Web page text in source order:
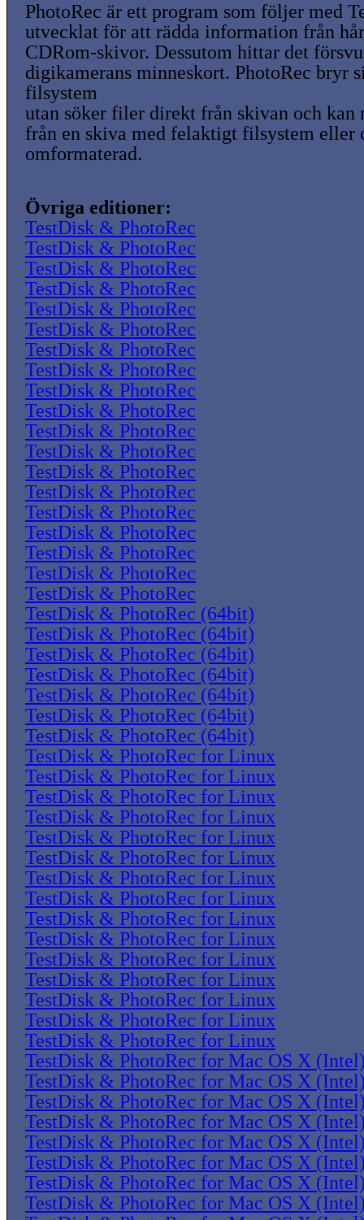
PhotoRec är ett program som följer med
utvecklat för att rädda information från
CDRom-skivor. Dessutom hittar det
digikamerans minneskort. PhotoRec bryr
filsystem
utan söker filer direkt från skivan och kan
från en skiva med felaktigt filsystem eller
omformaterad.
Övriga editioner:
TestDisk & PhotoRec
TestDisk & PhotoRec
TestDisk & PhotoRec
TestDisk & PhotoRec
TestDisk & PhotoRec
TestDisk & PhotoRec
TestDisk & PhotoRec
TestDisk & PhotoRec
TestDisk & PhotoRec
TestDisk & PhotoRec
TestDisk & PhotoRec
TestDisk & PhotoRec
TestDisk & PhotoRec
TestDisk & PhotoRec
TestDisk & PhotoRec
TestDisk & PhotoRec
TestDisk & PhotoRec
TestDisk & PhotoRec
TestDisk & PhotoRec
TestDisk & PhotoRec (64bit)
TestDisk & PhotoRec (64bit)
TestDisk & PhotoRec (64bit)
TestDisk & PhotoRec (64bit)
TestDisk & PhotoRec (64bit)
TestDisk & PhotoRec (64bit)
TestDisk & PhotoRec (64bit)
TestDisk & PhotoRec for Linux
TestDisk & PhotoRec for Linux
TestDisk & PhotoRec for Linux
TestDisk & PhotoRec for Linux
TestDisk & PhotoRec for Linux
TestDisk & PhotoRec for Linux
TestDisk & PhotoRec for Linux
TestDisk & PhotoRec for Linux
TestDisk & PhotoRec for Linux
TestDisk & PhotoRec for Linux
TestDisk & PhotoRec for Linux
TestDisk & PhotoRec for Linux
TestDisk & PhotoRec for Linux
TestDisk & PhotoRec for Linux
TestDisk & PhotoRec for Linux
TestDisk & PhotoRec for Mac OS X
TestDisk & PhotoRec for Mac OS X
TestDisk & PhotoRec for Mac OS X
TestDisk & PhotoRec for Mac OS X
TestDisk & PhotoRec for Mac OS X
TestDisk & PhotoRec for Mac OS X
TestDisk & PhotoRec for Mac OS X
TestDisk & PhotoRec for Mac OS X